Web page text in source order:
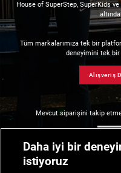
House of SuperStep, SuperKids
Tüm markalarımıza tek bir
deneyimini tek
Alışveriş
Mevcut siparişini takip
Daha iyi bir
istiyoruz